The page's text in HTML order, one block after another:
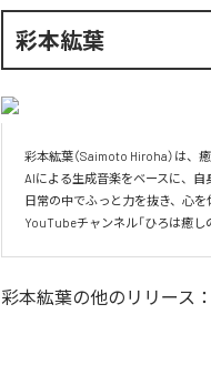
彩本紘葉
彩本紘葉（Saimoto Hiroha）は、
AIによる生成音楽をベースに、自
日常の中でふっと力を抜き、心
YouTubeチャンネル「ひろは癒し
彩本紘葉の他のリリース：